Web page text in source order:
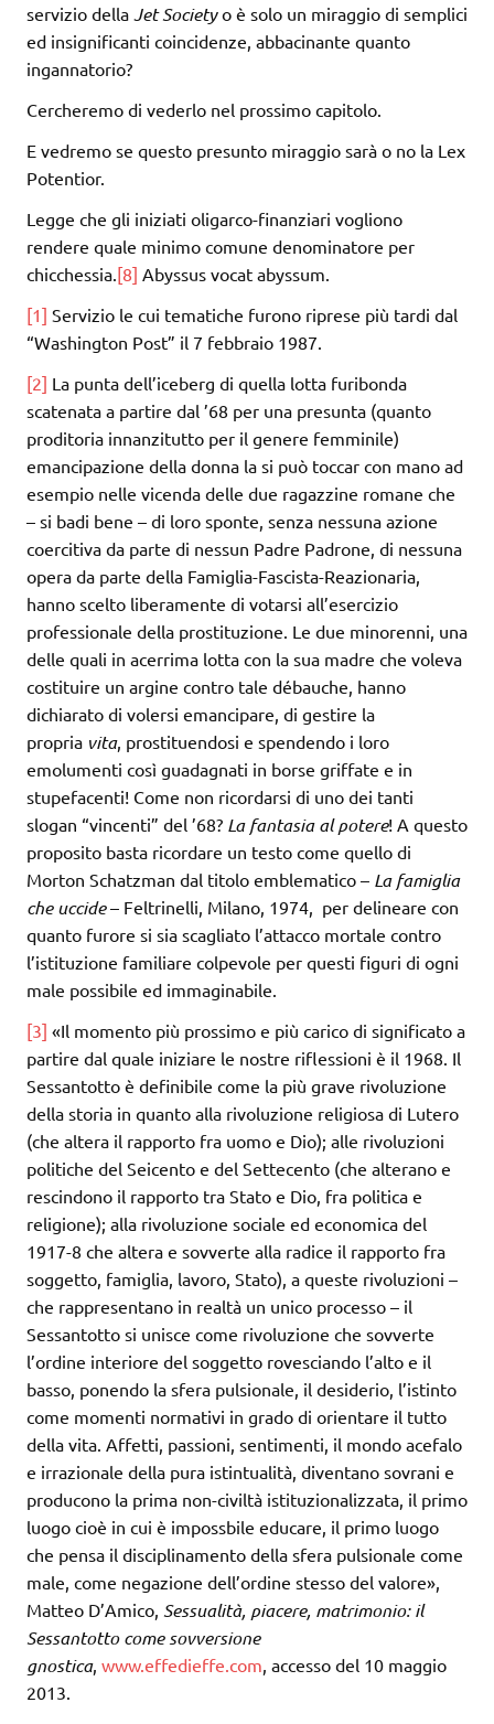
servizio della Jet Societyo è solo un miraggio di semplici
ed insignificanti coincidenze, abbacinante quanto
ingannatorio?
Cercheremo di vederlo nel prossimo capitolo.
E vedremo se questo presunto miraggio sarà o no la Lex
Potentior.
Legge che gli iniziati oligarco-finanziari vogliono
rendere quale minimo comune denominatore per
chicchessia. [8] Abyssus vocat abyssum.
[1] Servizio le cui tematiche furono riprese più tardi dal
“Washington Post” il 7 febbraio 1987.
[2] La punta dell’iceberg di quella lotta furibonda
scatenata a partire dal ’68 per una presunta (quanto
proditoria innanzitutto per il genere femminile)
emancipazione della donna la si può toccar con mano ad
esempio nelle vicenda delle due ragazzine romane che
– si badi bene – di loro sponte, senza nessuna azione
coercitiva da parte di nessun Padre Padrone, di nessuna
opera da parte della Famiglia-Fascista-Reazionaria,
hanno scelto liberamente di votarsi all’esercizio
professionale della prostituzione. Le due minorenni, una
delle quali in acerrima lotta con la sua madre che voleva
costituire un argine contro tale débauche, hanno
dichiarato di volersi emancipare, di gestire la
propria vita, prostituendosi e spendendo i loro
emolumenti così guadagnati in borse griffate e in
stupefacenti! Come non ricordarsi di uno dei tanti
slogan “vincenti” del ’68? La fantasia al potere! A questo
proposito basta ricordare un testo come quello di
Morton Schatzman dal titolo emblematico – La famiglia
che uccide– Feltrinelli, Milano, 1974, per delineare con
quanto furore si sia scagliato l’attacco mortale contro
l’istituzione familiare colpevole per questi figuri di ogni
male possibile ed immaginabile.
[3] «Il momento più prossimo e più carico di significato a
partire dal quale iniziare le nostre riflessioni è il 1968. Il
Sessantotto è definibile come la più grave rivoluzione
della storia in quanto alla rivoluzione religiosa di Lutero
(che altera il rapporto fra uomo e Dio); alle rivoluzioni
politiche del Seicento e del Settecento (che alterano e
rescindono il rapporto tra Stato e Dio, fra politica e
religione); alla rivoluzione sociale ed economica del
1917-8 che altera e sovverte alla radice il rapporto fra
soggetto, famiglia, lavoro, Stato), a queste rivoluzioni –
che rappresentano in realtà un unico processo – il
Sessantotto si unisce come rivoluzione che sovverte
l’ordine interiore del soggetto rovesciando l’alto e il
basso, ponendo la sfera pulsionale, il desiderio, l’istinto
come momenti normativi in grado di orientare il tutto
della vita. Affetti, passioni, sentimenti, il mondo acefalo
e irrazionale della pura istintualità, diventano sovrani e
producono la prima non-civiltà istituzionalizzata, il primo
luogo cioè in cui è impossbile educare, il primo luogo
che pensa il disciplinamento della sfera pulsionale come
male, come negazione dell’ordine stesso del valore»,
Matteo D’Amico, Sessualità, piacere, matrimonio: il
Sessantotto come sovversione
gnostica, www.effedieffe.com , accesso del 10 maggio
2013.